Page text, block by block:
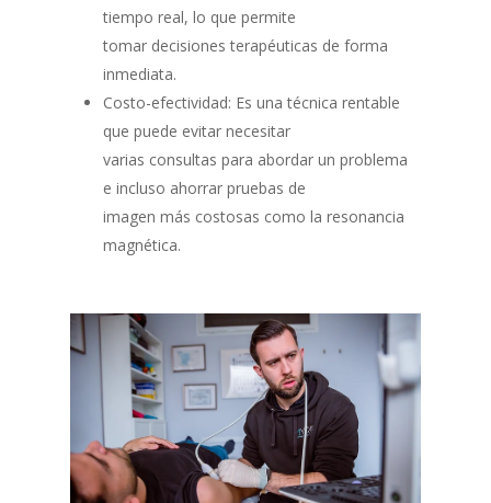
tiempo real, lo que permite
tomar decisiones terapéuticas de forma
inmediata.
Costo-efectividad: Es una técnica rentable
que puede evitar necesitar
varias consultas para abordar un problema
e incluso ahorrar pruebas de
imagen más costosas como la resonancia
magnética.